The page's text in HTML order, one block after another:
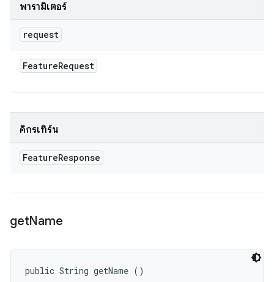
พารามิเตอร์
request
FeatureRequest
คิกรีเทิร์น
FeatureResponse
getName
public String getName ()